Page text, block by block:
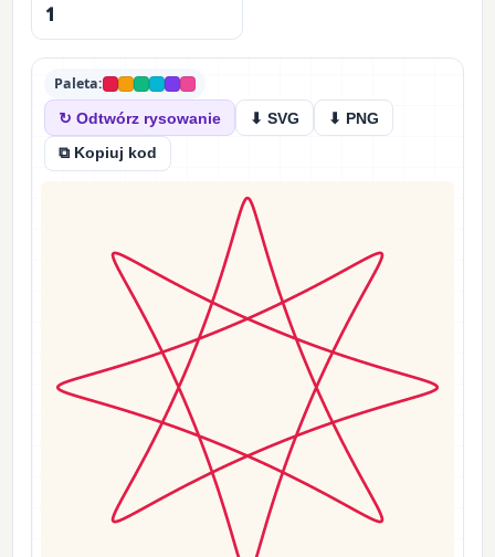
1
Paleta:
↻ Odtwórz rysowanie ⬇ SVG ⬇ PNG
⧉ Kopiuj kod